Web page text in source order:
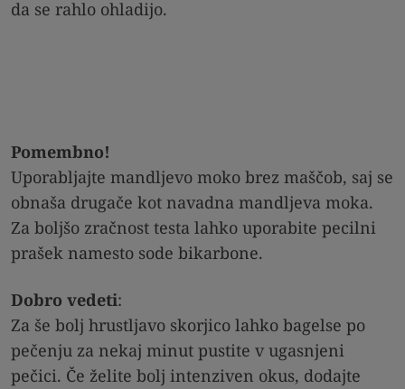
da se rahlo ohladijo.
Pomembno!
Uporabljajte mandljevo moko brez maščob, saj se
obnaša drugače kot navadna mandljeva moka.
Za boljšo zračnost testa lahko uporabite pecilni
prašek namesto sode bikarbone.
Dobro vedeti:
Za še bolj hrustljavo skorjico lahko bagelse po
pečenju za nekaj minut pustite v ugasnjeni
pečici. Če želite bolj intenziven okus, dodajte